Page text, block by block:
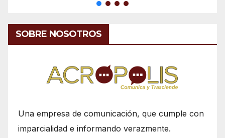
SOBRE NOSOTROS
Una empresa de comunicación, que cumple con
imparcialidad e informando verazmente.